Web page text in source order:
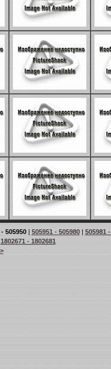
505950| 505951 - 505980| 505981
1802671 - 1802681